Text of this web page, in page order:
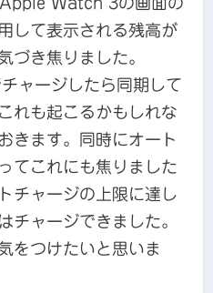
して表示される残高が
づき焦りました。
ャージしたら同期して
れも起こるかもしれな
きます。同時にオート
てこれにも焦りました
チャージの上限に達し
チャージできました。
をつけたいと思いま